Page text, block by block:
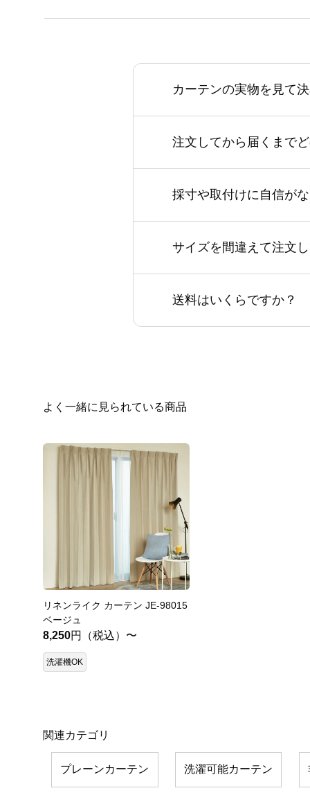
カーテンの実物を見て
注文してから届くまで
採寸や取付けに自信が
サイズを間違えて注文
送料はいくらですか？
よく一緒に見られている商品
リネンライク カーテン JE-98015
ベージュ
8,250円（税込）〜
洗濯機OK
関連カテゴリ
プレーンカーテン 洗濯可能カーテン